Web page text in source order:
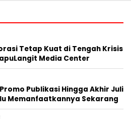
Tetap Kuat di Tengah Krisis
Media Center
Publikasi Hingga Akhir Juli
Memanfaatkannya Sekarang